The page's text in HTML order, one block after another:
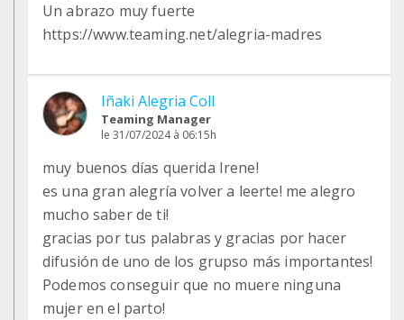
Un abrazo muy fuerte
https://www.teaming.net/alegria-madres
Iñaki Alegria Coll
Teaming Manager
le 31/07/2024 à 06:15h
muy buenos días querida Irene!
es una gran alegría volver a leerte! me alegro
mucho saber de ti!
gracias por tus palabras y gracias por hacer
difusión de uno de los grupso más importantes!
Podemos conseguir que no muere ninguna
mujer en el parto!